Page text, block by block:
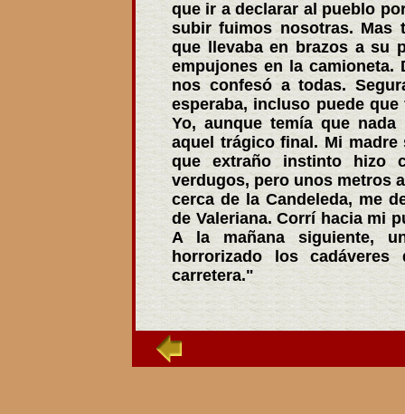
que ir a declarar al pueblo
subir fuimos nosotras. Mas
que llevaba en brazos a su
empujones en la camioneta.
nos confesó a todas.
esperaba, incluso puede
Yo, aunque temía que
aquel trágico final. Mi
que extraño instinto hizo
verdugos, pero unos metros
cerca de la Candeleda, me
de Valeriana. Corrí hacia mi
A la mañana siguiente,
horrorizado los
carretera."